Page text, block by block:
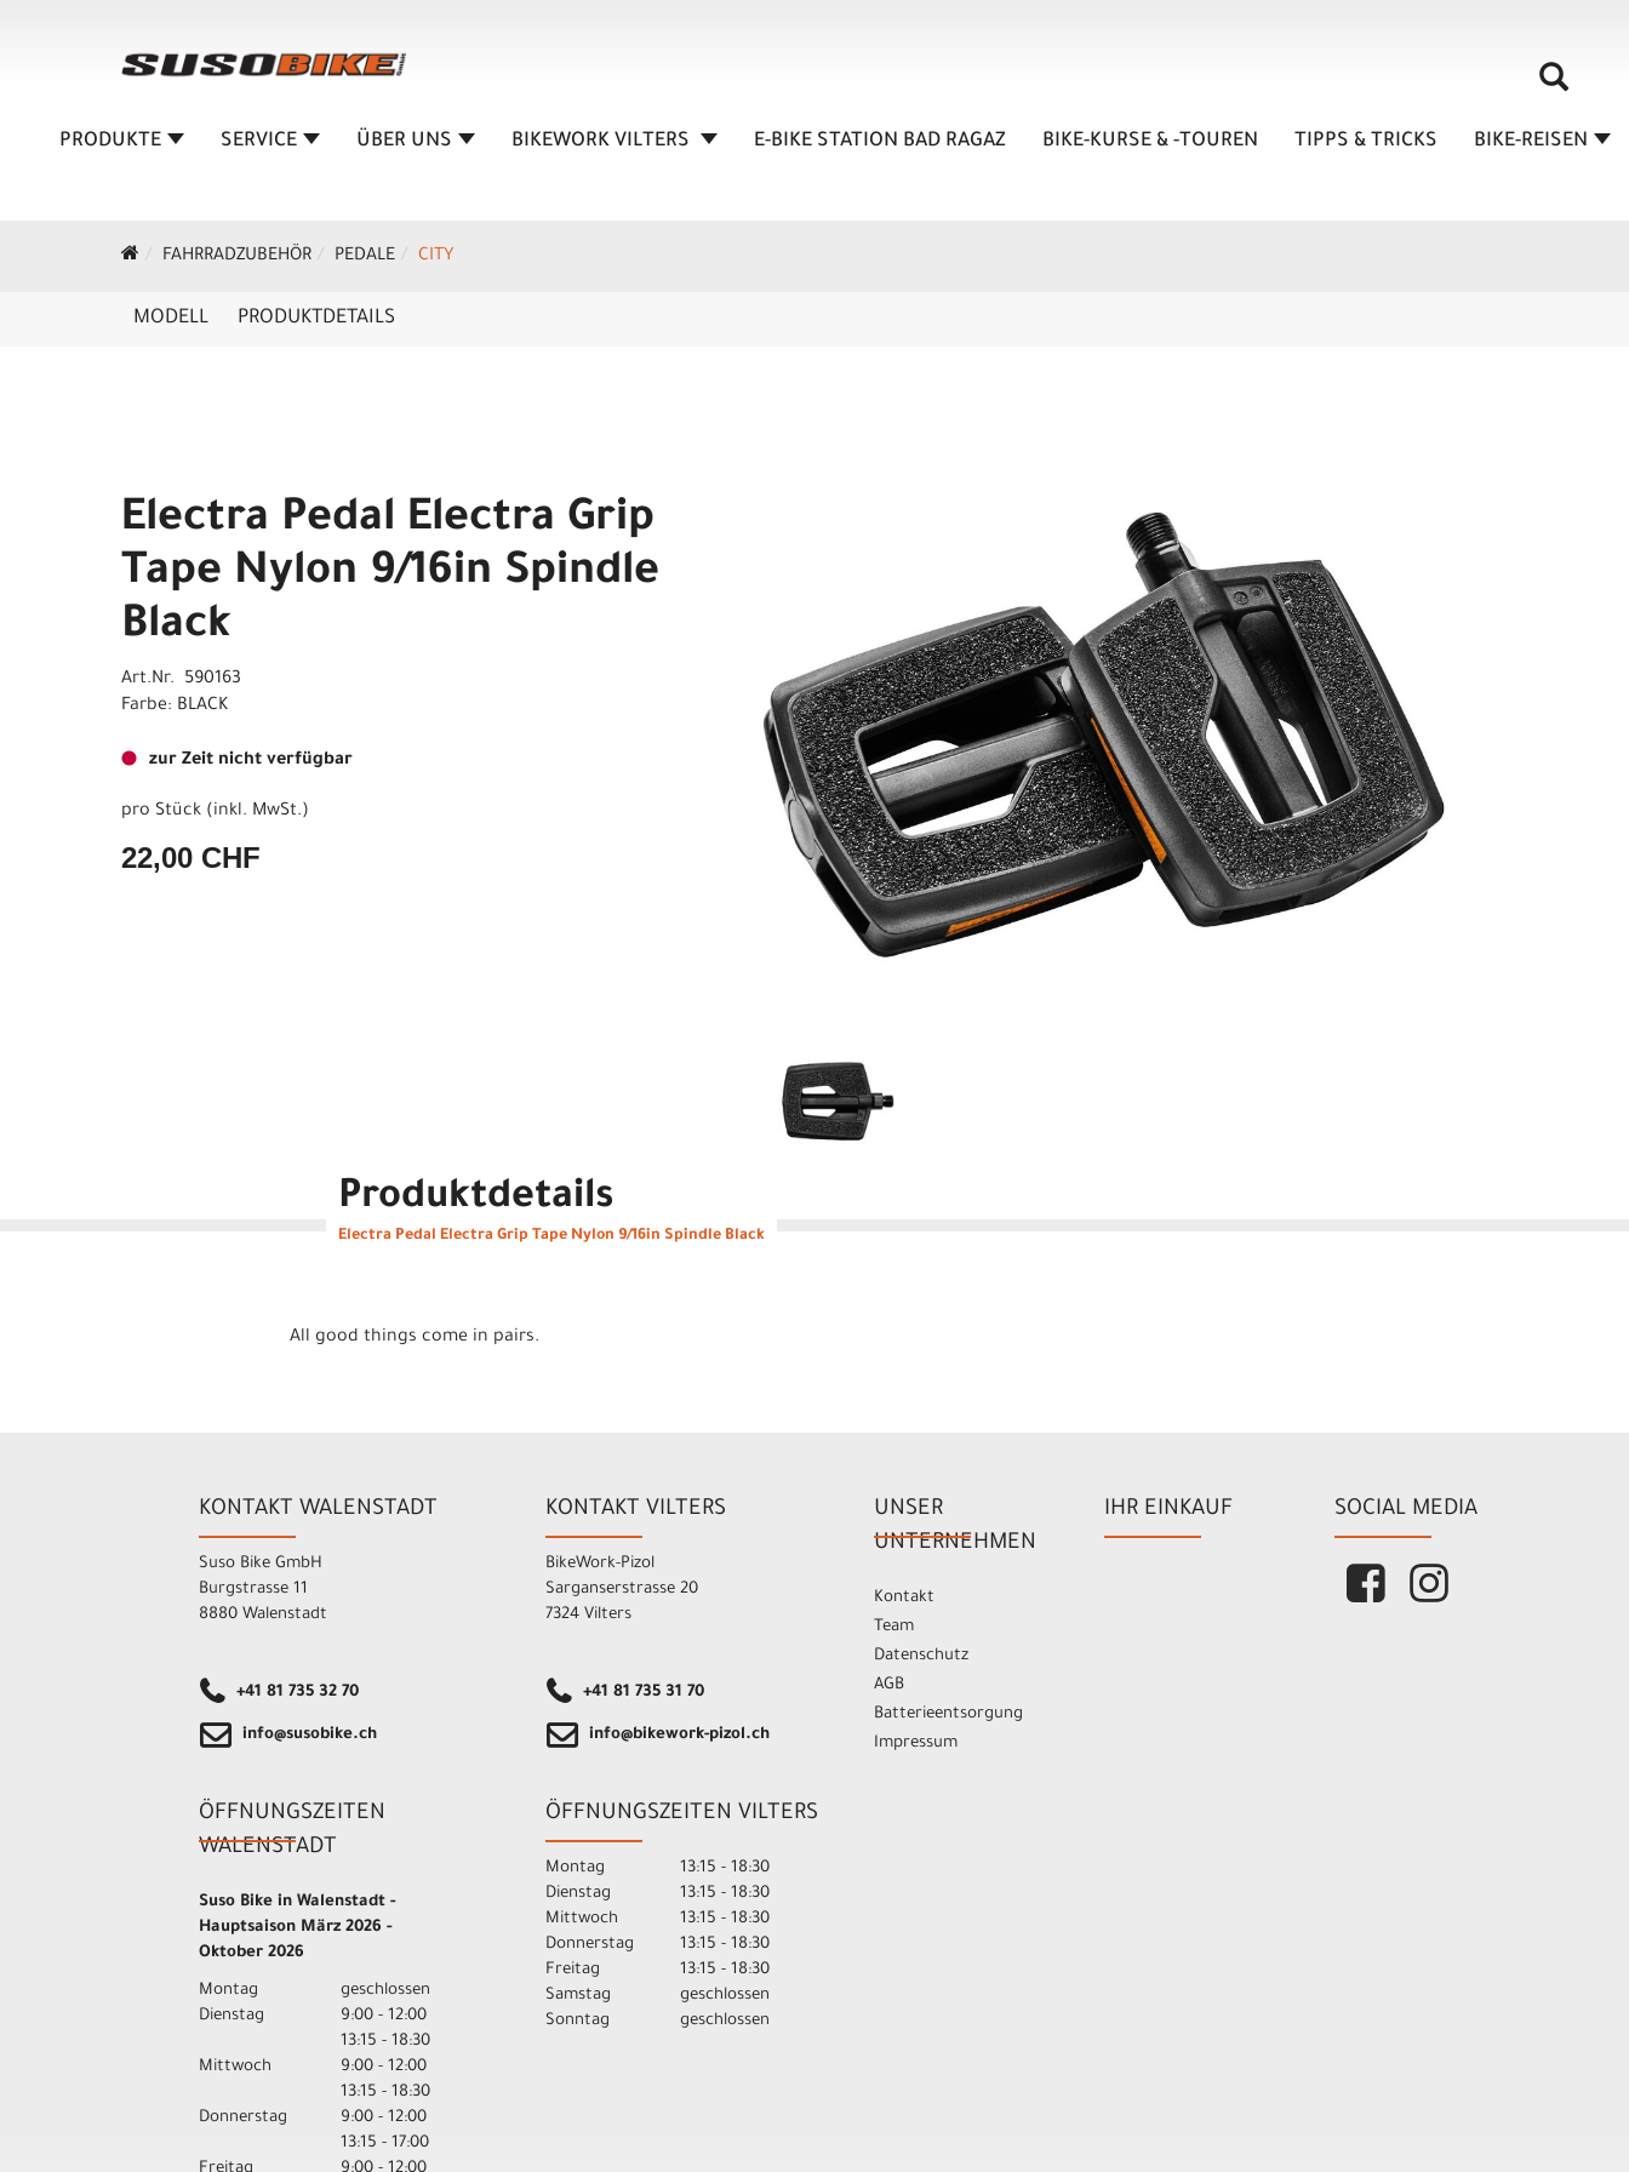
PRODUKTE SERVICE ÜBER UNS BIKEWORK VILTERS E-BIKE STATION BAD RAGAZ BIKE-KURSE & -TOUREN TIPPS & TRICKS BIKE-REISEN
FAHRRADZUBEHÖR PEDALE CITY
MODELL PRODUKTDETAILS
Electra Pedal Electra Grip
Tape Nylon 9/16in Spindle
Black
Art.Nr. 590163
Farbe: BLACK
zur Zeit nicht verfügbar
pro Stück (inkl. MwSt.)
22,00 CHF
Produktdetails
Electra Pedal Electra Grip Tape Nylon 9/16in Spindle Black
All good things come in pairs.
KONTAKT WALENSTADT
Suso Bike GmbH
Burgstrasse 11
8880 Walenstadt
+41 81 735 32 70
info@susobike.ch
ÖFFNUNGSZEITEN
WALENSTADT
Suso Bike in Walenstadt -
Hauptsaison März 2026 -
Oktober 2026
Montag
geschlossen
Dienstag
9:00 - 12:00
13:15 - 18:30
Mittwoch
9:00 - 12:00
13:15 - 18:30
Donnerstag
9:00 - 12:00
13:15 - 17:00
KONTAKT VILTERS
BikeWork-Pizol
Sarganserstrasse 20
7324 Vilters
+41 81 735 31 70
info@bikework-pizol.ch
ÖFFNUNGSZEITEN VILTERS
Montag
13:15 - 18:30
Dienstag
13:15 - 18:30
Mittwoch
13:15 - 18:30
Donnerstag
13:15 - 18:30
Freitag
13:15 - 18:30
Samstag
geschlossen
Sonntag
geschlossen
UNSER
UNTERNEHMEN
Kontakt
Team
Datenschutz
AGB
Batterieentsorgung
Impressum
IHR EINKAUF SOCIAL MEDIA